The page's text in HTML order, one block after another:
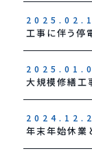
工事に伴う停
大規模修繕工
年末年始休業